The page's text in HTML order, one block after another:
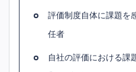
評価制度自体に課題を
任者
自社の評価における課